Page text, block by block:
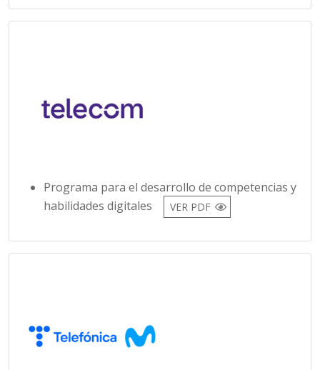
Programa para el desarrollo de competencias y
habilidades digitales
VER PDF